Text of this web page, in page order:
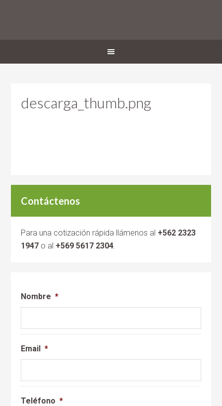
descarga_thumb.png
Contáctenos
Para una cotización rápida llámenos al +562 2323
1947 o al +569 5617 2304.
Nombre *
Email *
Teléfono *